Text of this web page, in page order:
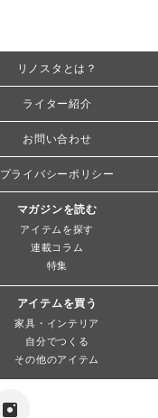
リノスタとは？
ライター紹介
お問い合わせ
プライバシーポリシー
マガジンを読む
アイテムを探す
連載コラム
特集
アイテムを買う
家具・インテリア
自分でつくる
その他のアイテム